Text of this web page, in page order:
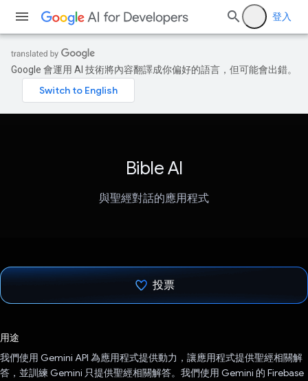
登入
Google 會運用 AI 技術將內容翻譯成你偏好的語言，但可能會出錯。
Bible AI
與聖經對話的應用程式
投票
用途
我們使用 Gemini API 為應用程式提供動力，讓應用程式提供聖經相關解
答，並訓練 Gemini 只提供聖經相關解答。我們使用 Gemini 的 Firebase